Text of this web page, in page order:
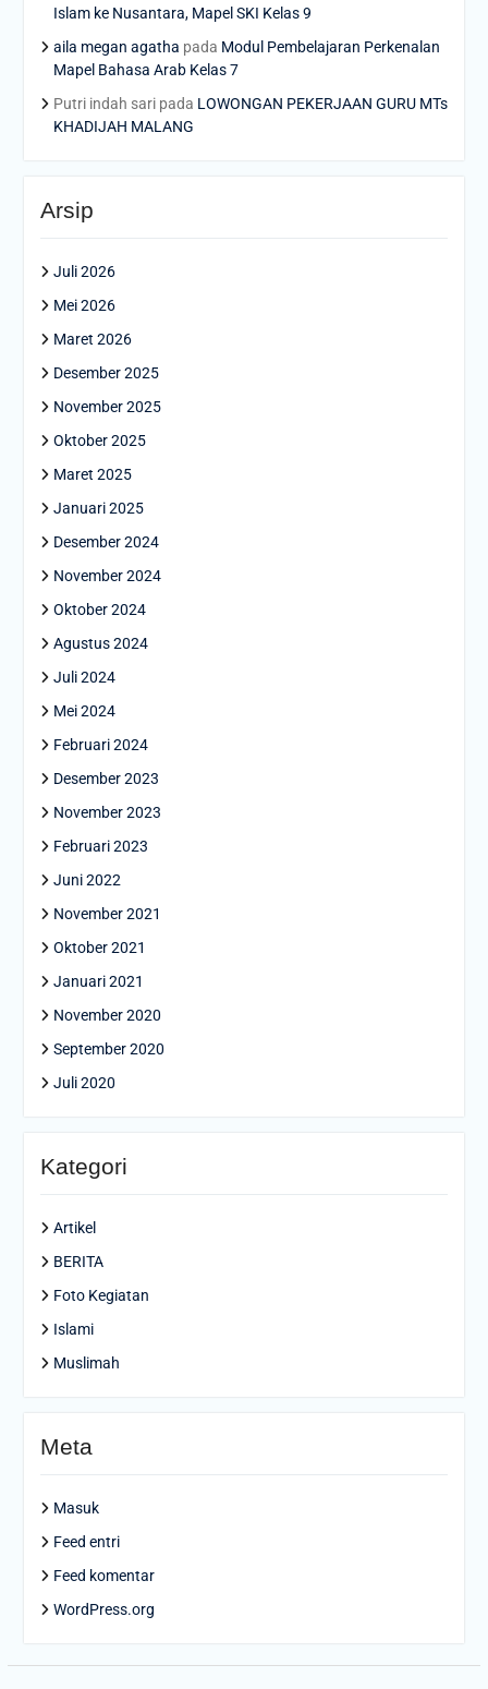
Islam ke Nusantara, Mapel SKI Kelas 9
aila megan agatha pada Modul Pembelajaran Perkenalan
Mapel Bahasa Arab Kelas 7
Putri indah saripada LOWONGAN PEKERJAAN GURU MTs
KHADIJAH MALANG
Arsip
Juli 2026
Mei 2026
Maret 2026
Desember 2025
November 2025
Oktober 2025
Maret 2025
Januari 2025
Desember 2024
November 2024
Oktober 2024
Agustus 2024
Juli 2024
Mei 2024
Februari 2024
Desember 2023
November 2023
Februari 2023
Juni 2022
November 2021
Oktober 2021
Januari 2021
November 2020
September 2020
Juli 2020
Kategori
Artikel
BERITA
Foto Kegiatan
Islami
Muslimah
Meta
Masuk
Feed entri
Feed komentar
WordPress.org